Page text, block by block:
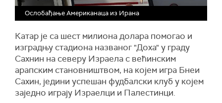
Ослобађање Американаца из Ирана
Катар је са шест милиона долара помогао и
изградњу стадиона названог "Доха" у граду
Сахнин на северу Израела с већинским
арапским становништвом, на којем игра Бнеи
Сахин, једини успешан фудбалски клуб у којем
заједно играју Израелци и Палестинци.